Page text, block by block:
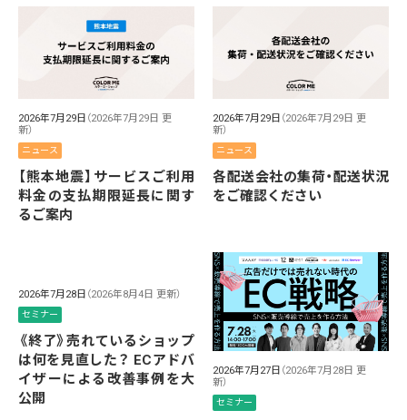
2026年7月29日 （2026年7月29日 更
新）
ニュース
【熊本地震】サービスご利用
料金の支払期限延長に関す
るご案内
2026年7月29日 （2026年7月29日 更
新）
ニュース
各配送会社の集荷・配送状況
をご確認ください
2026年7月28日 （2026年8月4日 更新）
セミナー
《終了》売れているショップ
は何を見直した？ ECアドバ
イザーによる改善事例を大
公開
2026年7月27日 （2026年7月28日 更
新）
セミナー